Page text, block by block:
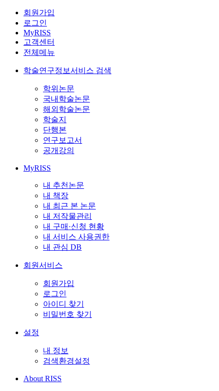
회원가입
로그인
MyRISS
고객센터
전체메뉴
학술연구정보서비스 검색
학위논문
국내학술논문
해외학술논문
학술지
단행본
연구보고서
공개강의
MyRISS
내 추천논문
내 책장
내 최근 본 논문
내 저작물관리
내 구매·신청 현황
내 서비스 사용권한
내 관심 DB
회원서비스
회원가입
로그인
아이디 찾기
비밀번호 찾기
설정
내 정보
검색환경설정
About RISS